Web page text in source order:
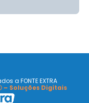
a FONTE EXTRA
– Soluções Digitais